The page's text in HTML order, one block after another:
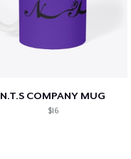
N.T.S COMPANY MUG
$16